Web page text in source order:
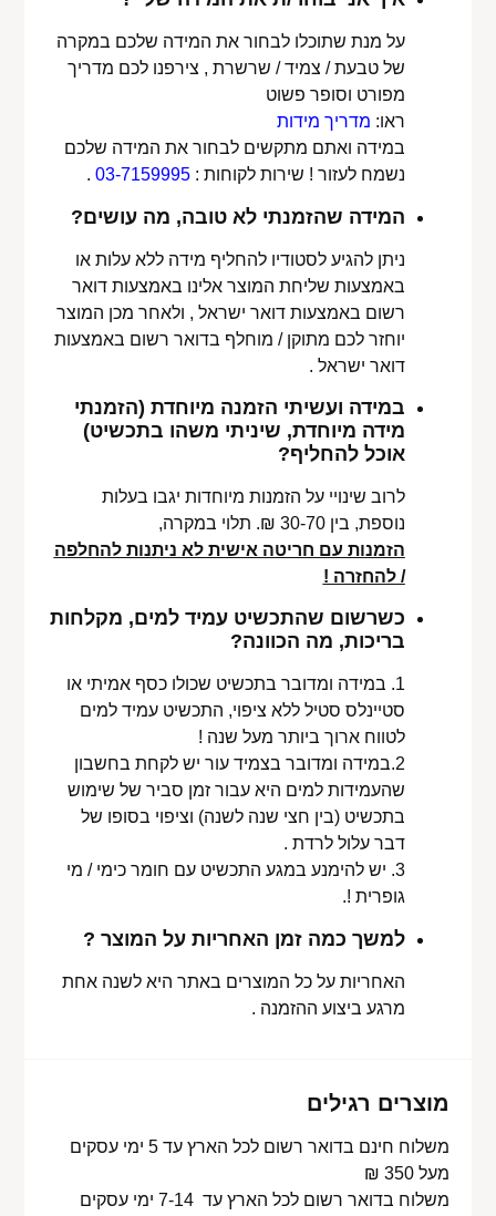
על מנת שתוכלו לבחור את המידה שלכם במקרה
של טבעת / צמיד / שרשרת , צירפנו לכם מדריך
מפורט וסופר פשוט
ראו: מדריך מידות
במידה ואתם מתקשים לבחור את המידה שלכם
נשמח לעזור ! שירות לקוחות :03-7159995
.
המידה שהזמנתי לא טובה, מה עושים?
ניתן להגיע לסטודיו להחליף מידה ללא עלות או
באמצעות שליחת המוצר אלינו באמצעות דואר
רשום באמצעות דואר ישראל , ולאחר מכן המוצר
יוחזר לכם מתוקן / מוחלף בדואר רשום באמצעות
דואר ישראל .
במידה ועשיתי הזמנה מיוחדת (הזמנתי
מידה מיוחדת, שיניתי משהו בתכשיט)
אוכל להחליף?
לרוב שינויי על הזמנות מיוחדות יגבו בעלות
נוספת, בין 30-70 ₪. תלוי במקרה,
הזמנות עם חריטה אישית לא ניתנות להחלפה
/ להחזרה !
כשרשום שהתכשיט עמיד למים, מקלחות
בריכות, מה הכוונה?
1. במידה ומדובר בתכשיט שכולו כסף אמיתי או
סטיינלס סטיל ללא ציפוי, התכשיט עמיד למים
לטווח ארוך ביותר מעל שנה !
2.במידה ומדובר בצמיד עור יש לקחת בחשבון
שהעמידות למים היא עבור זמן סביר של שימוש
בתכשיט (בין חצי שנה לשנה) וציפוי בסופו של
דבר עלול לרדת .
3. יש להימנע במגע התכשיט עם חומר כימי / מי
גופרית !.
למשך כמה זמן האחריות על המוצר ?
האחריות על כל המוצרים באתר היא לשנה אחת
מרגע ביצוע ההזמנה .
מוצרים רגילים
משלוח חינם בדואר רשום לכל הארץ עד 5 ימי עסקים
מעל 350 ₪
משלוח בדואר רשום לכל הארץ עד 7-14 ימי עסקים